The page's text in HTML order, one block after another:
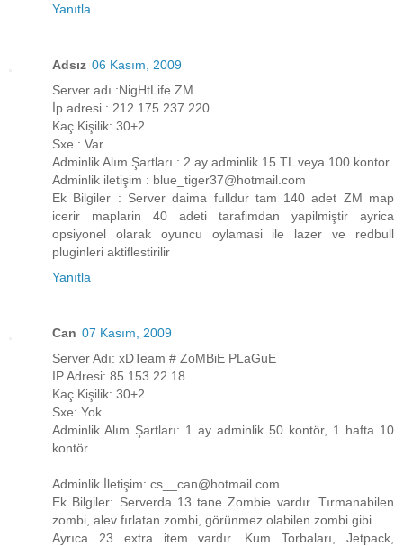
Yanıtla
Adsız 06 Kasım, 2009
Server adı :NigHtLife ZM
İp adresi : 212.175.237.220
Kaç Kişilik: 30+2
Sxe : Var
Adminlik Alım Şartları : 2 ay adminlik 15 TL veya 100 kontor
Adminlik iletişim : blue_tiger37@hotmail.com
Ek Bilgiler : Server daima fulldur tam 140 adet ZM map
icerir maplarin 40 adeti tarafimdan yapilmiştir ayrica
opsiyonel olarak oyuncu oylamasi ile lazer ve redbull
pluginleri aktiflestirilir
Yanıtla
Can 07 Kasım, 2009
Server Adı: xDTeam # ZoMBiE PLaGuE
IP Adresi: 85.153.22.18
Kaç Kişilik: 30+2
Sxe: Yok
Adminlik Alım Şartları: 1 ay adminlik 50 kontör, 1 hafta 10
kontör.
Adminlik İletişim: cs__can@hotmail.com
Ek Bilgiler: Serverda 13 tane Zombie vardır. Tırmanabilen
zombi, alev fırlatan zombi, görünmez olabilen zombi gibi...
Ayrıca 23 extra item vardır. Kum Torbaları, Jetpack,